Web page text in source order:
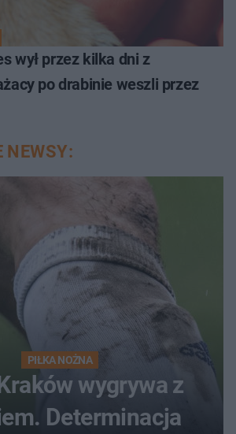
wył przez kilka dni z
po drabinie weszli przez
NEWSY:
PIŁKA NOŻNA
wygrywa z
Determinacja